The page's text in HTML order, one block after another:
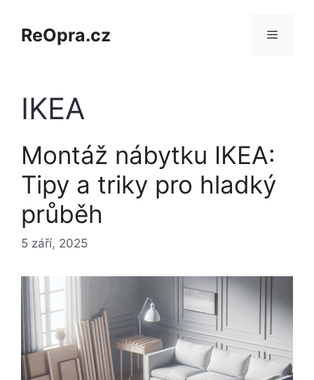
obsahReOpra.cz
IKEA
Montáž nábytku IKEA:
Tipy a triky pro hladký
průběh
5 září, 2025